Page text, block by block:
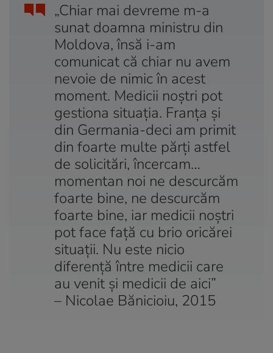
„Chiar mai devreme m-a
sunat doamna ministru din
Moldova, însă i-am
comunicat că chiar nu avem
nevoie de nimic în acest
moment. Medicii noștri pot
gestiona situația. Franța și
din Germania-deci am primit
din foarte multe părți astfel
de solicitări, încercam…
momentan noi ne descurcăm
foarte bine, ne descurcăm
foarte bine, iar medicii noștri
pot face față cu brio oricărei
situații. Nu este nicio
diferență între medicii care
au venit și medicii de aici”
– Nicolae Bănicioiu, 2015